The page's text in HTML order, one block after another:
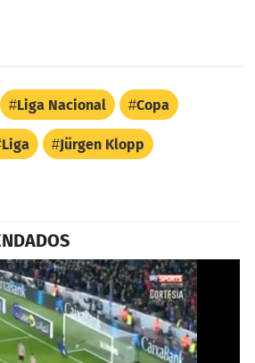
Liga Nacional Copa
Liga Jürgen Klopp